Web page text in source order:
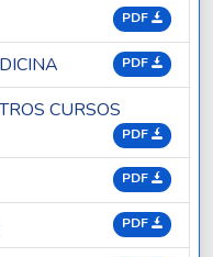
PDF
PDF
CURSOS
PDF
PDF
PDF